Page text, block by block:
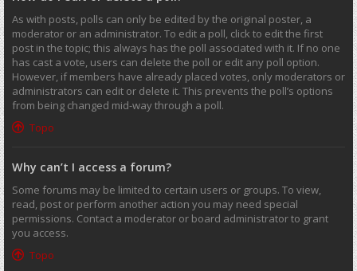
As with posts, polls can only be edited by the original poster, a
moderator or an administrator. To edit a poll, click to edit the first
post in the topic; this always has the poll associated with it. If no one
has cast a vote, users can delete the poll or edit any poll option.
However, if members have already placed votes, only moderators or
administrators can edit or delete it. This prevents the poll’s options
from being changed mid-way through a poll.
Topo
Why can’t I access a forum?
Some forums may be limited to certain users or groups. To view,
read, post or perform another action you may need special
permissions. Contact a moderator or board administrator to grant
you access.
Topo